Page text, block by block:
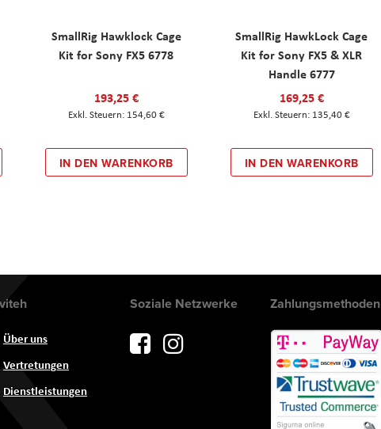
SmallRig Hawklock Cage
Kit for Sony FX5 6778
193,25 €
154,60 €
IN DEN WARENKORB
SmallRig HawkLock Cage
Kit for Sony FX5 & XLR
Handle 6777
169,25 €
135,40 €
IN DEN WARENKORB
Über uns
Vertretungen
Dienstleistungen
Soziale Netzwerke Zahlungsmethoden